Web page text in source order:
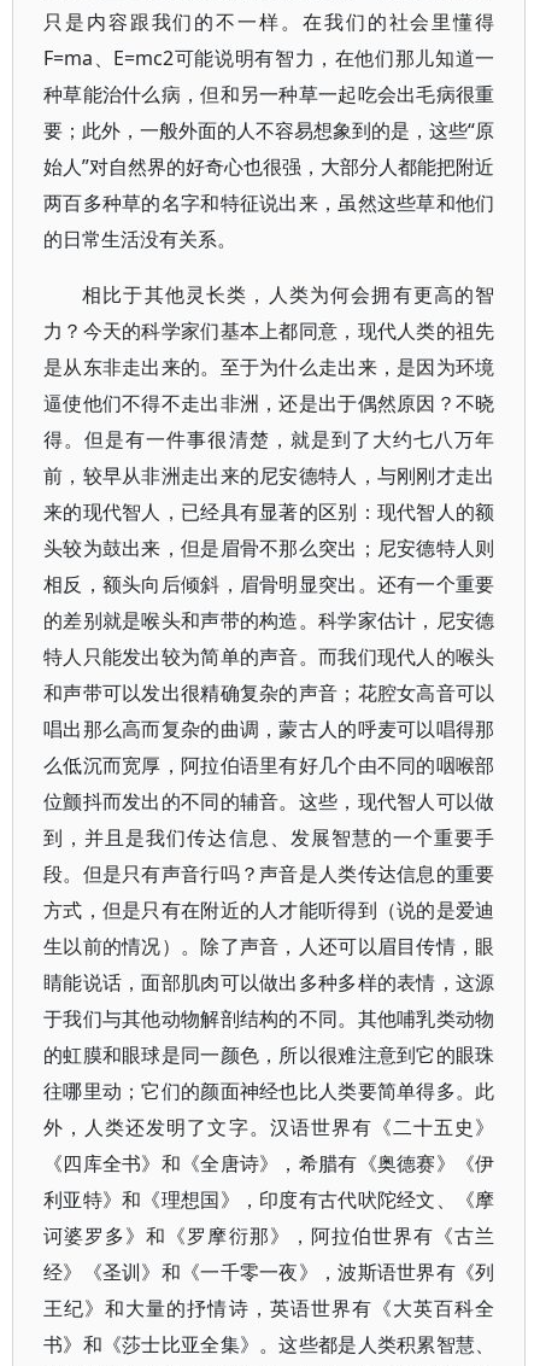
只是内容跟我们的不一样。在我们的社会里懂得
F=ma、E=mc2可能说明有智力，在他们那儿知道一
种草能治什么病，但和另一种草一起吃会出毛病很重
要；此外，一般外面的人不容易想象到的是，这些“原
始人”对自然界的好奇心也很强，大部分人都能把附近
两百多种草的名字和特征说出来，虽然这些草和他们
的日常生活没有关系。
相比于其他灵长类，人类为何会拥有更高的智
力？今天的科学家们基本上都同意，现代人类的祖先
是从东非走出来的。至于为什么走出来，是因为环境
逼使他们不得不走出非洲，还是出于偶然原因？不晓
得。但是有一件事很清楚，就是到了大约七八万年
前，较早从非洲走出来的尼安德特人，与刚刚才走出
来的现代智人，已经具有显著的区别：现代智人的额
头较为鼓出来，但是眉骨不那么突出；尼安德特人则
相反，额头向后倾斜，眉骨明显突出。还有一个重要
的差别就是喉头和声带的构造。科学家估计，尼安德
特人只能发出较为简单的声音。而我们现代人的喉头
和声带可以发出很精确复杂的声音；花腔女高音可以
唱出那么高而复杂的曲调，蒙古人的呼麦可以唱得那
么低沉而宽厚，阿拉伯语里有好几个由不同的咽喉部
位颤抖而发出的不同的辅音。这些，现代智人可以做
到，并且是我们传达信息、发展智慧的一个重要手
段。但是只有声音行吗？声音是人类传达信息的重要
方式，但是只有在附近的人才能听得到（说的是爱迪
生以前的情况）。除了声音，人还可以眉目传情，眼
睛能说话，面部肌肉可以做出多种多样的表情，这源
于我们与其他动物解剖结构的不同。其他哺乳类动物
的虹膜和眼球是同一颜色，所以很难注意到它的眼珠
往哪里动；它们的颜面神经也比人类要简单得多。此
外，人类还发明了文字。汉语世界有《二十五史》
《四库全书》和《全唐诗》，希腊有《奥德赛》《伊
利亚特》和《理想国》，印度有古代吠陀经文、《摩
诃婆罗多》和《罗摩衍那》，阿拉伯世界有《古兰
经》《圣训》和《一千零一夜》，波斯语世界有《列
王纪》和大量的抒情诗，英语世界有《大英百科全
书》和《莎士比亚全集》。这些都是人类积累智慧、